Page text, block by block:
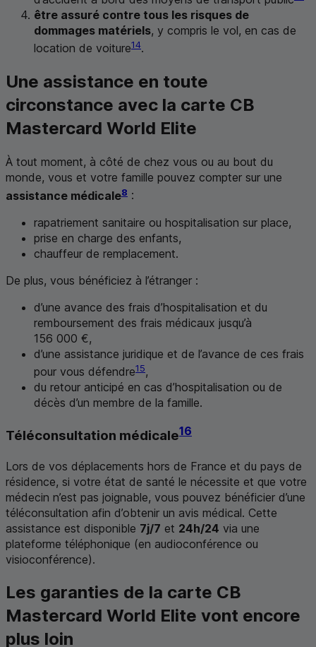
être assuré contre tous les risques de
dommages matériels, y compris le vol, en cas de
location de voiture14.
Une assistance en toute
circonstance avec la carte CB
Mastercard World Elite
À tout moment, à côté de chez vous ou au bout du
monde, vous et votre famille pouvez compter sur une
assistance médicale8 :
rapatriement sanitaire ou hospitalisation sur place,
prise en charge des enfants,
chauffeur de remplacement.
De plus, vous bénéficiez à l’étranger :
d’une avance des frais d’hospitalisation et du
remboursement des frais médicaux jusqu’à
156 000 €,
d’une assistance juridique et de l’avance de ces frais
pour vous défendre15,
du retour anticipé en cas d’hospitalisation ou de
décès d’un membre de la famille.
Téléconsultation médicale16
Lors de vos déplacements hors de France et du pays de
résidence, si votre état de santé le nécessite et que votre
médecin n’est pas joignable, vous pouvez bénéficier d’une
téléconsultation afin d’obtenir un avis médical. Cette
assistance est disponible 7j/7 et 24h/24 via une
plateforme téléphonique (en audioconférence ou
visioconférence).
Les garanties de la carte CB
Mastercard World Elite vont encore
plus loin